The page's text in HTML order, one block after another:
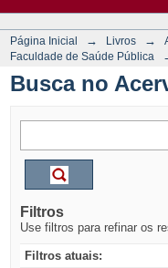
Página Inicial → Livros →
Faculdade de Saúde Pública
Busca no
Filtros
Use filtros para refinar os
Filtros atuais: